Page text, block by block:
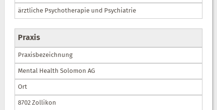
ärztliche Psychotherapie und Psychiatrie
Praxis
Praxisbezeichnung
Mental Health Solomon AG
Ort
8702 Zollikon